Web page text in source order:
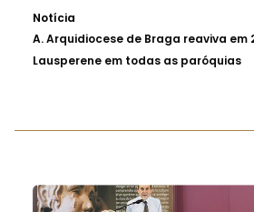
Notícia
A.Arquidiocese de Braga reaviva em
Lausperene em todas as paróquias